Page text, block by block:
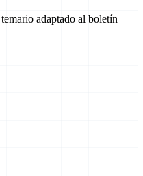
adaptado al boletín